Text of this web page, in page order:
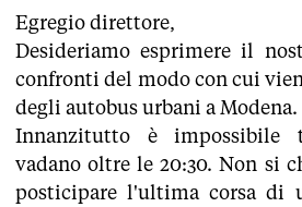
Egregio direttore,
Desideriamo esprimere il
confronti del modo con cui
degli autobus urbani a Modena.
Innanzitutto è impossibile
vadano oltre le 20:30. Non si
posticipare l'ultima corsa di